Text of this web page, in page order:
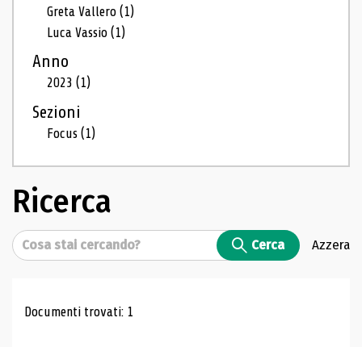
Greta Vallero(1)
Luca Vassio(1)
Anno
2023(1)
Sezioni
Focus(1)
Ricerca
Cerca Cerca Azzera
Risultati di ricerca
Documenti trovati: 1